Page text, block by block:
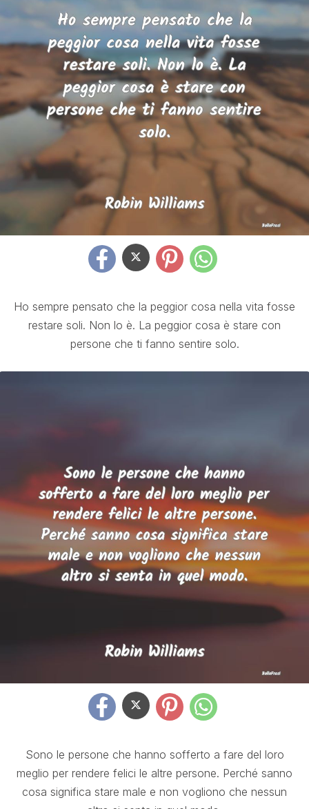
Ho sempre pensato che la peggior cosa nella vita fosse
restare soli. Non lo è. La peggior cosa è stare con
persone che ti fanno sentire solo.
Sono le persone che hanno sofferto a fare del loro
meglio per rendere felici le altre persone. Perché sanno
cosa significa stare male e non vogliono che nessun